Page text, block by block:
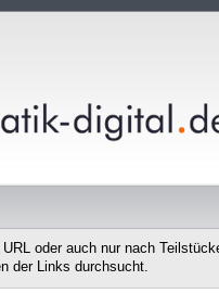
oder auch nur nach
der Links durchsucht.